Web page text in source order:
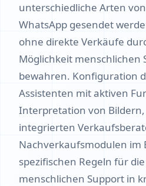
unterschiedliche Arten
WhatsApp gesendet
ohne direkte Verkäufe
Möglichkeit menschlichen
bewahren. Konfiguration
Assistenten mit aktiven
Interpretation von Bildern,
integrierten
Nachverkaufsmodulen im
spezifischen Regeln für
menschlichen Support in